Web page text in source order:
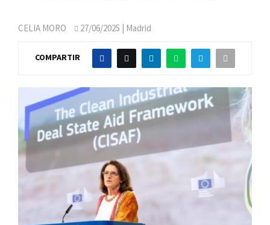
CELIA MORO 27/06/2025 | Madrid
COMPARTIR